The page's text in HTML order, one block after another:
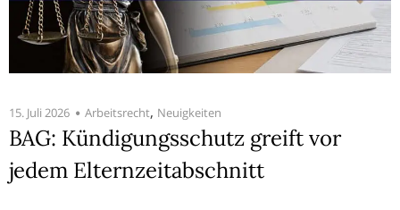
15. Juli 2026 Arbeitsrecht, Neuigkeiten
BAG: Kündigungsschutz greift vor
jedem Elternzeitabschnitt